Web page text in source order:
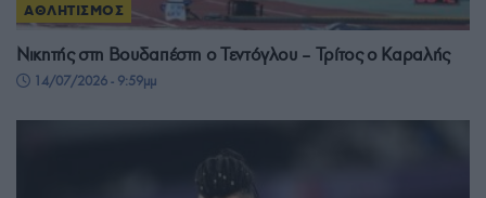
ΑΘΛΗΤΙΣΜΟΣ
Νικητής στη Βουδαπέστη ο Τεντόγλου – Τρίτος ο Καραλής
14/07/2026 - 9:59μμ